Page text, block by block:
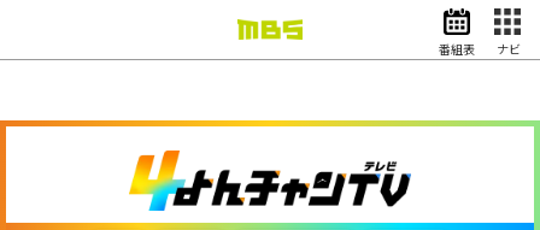
ドラマ
スポーツ
番組表 ナビ